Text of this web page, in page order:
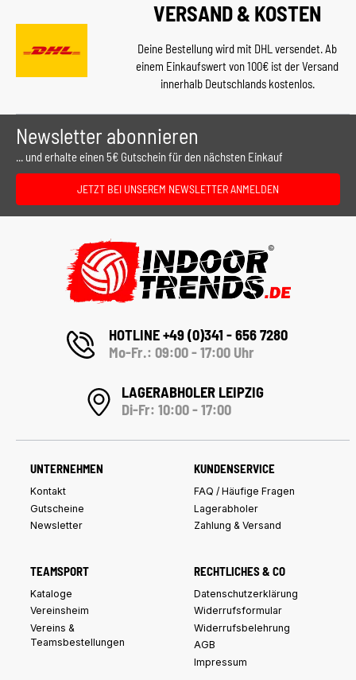
VERSAND & KOSTEN
Deine Bestellung wird mit DHL versendet. Ab
einem Einkaufswert von 100€ ist der Versand
innerhalb Deutschlands kostenlos.
Newsletter abonnieren
... und erhalte einen 5€ Gutschein für den nächsten Einkauf
JETZT BEI UNSEREM NEWSLETTER ANMELDEN
HOTLINE +49 (0)341 - 656 7280
Mo-Fr.: 09:00 - 17:00 Uhr
LAGERABHOLER LEIPZIG
Di-Fr: 10:00 - 17:00
UNTERNEHMEN
Kontakt
Gutscheine
Newsletter
KUNDENSERVICE
FAQ / Häufige Fragen
Lagerabholer
Zahlung & Versand
TEAMSPORT
Kataloge
Vereinsheim
Vereins &
Teamsbestellungen
RECHTLICHES & CO
Datenschutzerklärung
Widerrufsformular
Widerrufsbelehrung
AGB
Impressum